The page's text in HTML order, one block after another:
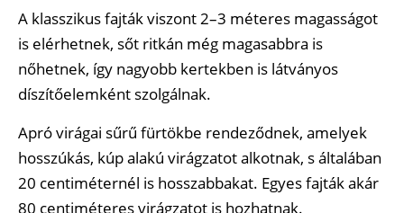
A klasszikus fajták viszont 2–3 méteres magasságot
is elérhetnek, sőt ritkán még magasabbra is
nőhetnek, így nagyobb kertekben is látványos
díszítőelemként szolgálnak.
Apró virágai sűrű fürtökbe rendeződnek, amelyek
hosszúkás, kúp alakú virágzatot alkotnak, s általában
20 centiméternél is hosszabbakat. Egyes fajták akár
80 centiméteres virágzatot is hozhatnak.